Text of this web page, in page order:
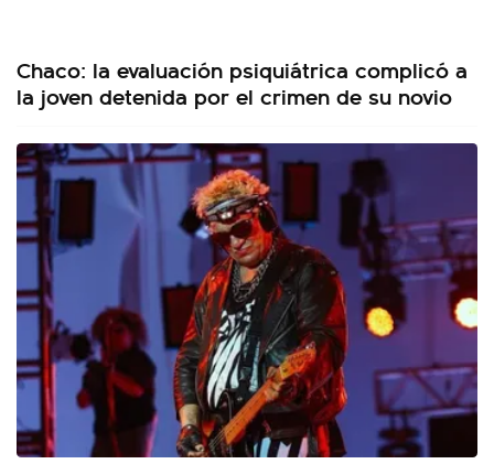
Chaco: la evaluación psiquiátrica complicó a
la joven detenida por el crimen de su novio